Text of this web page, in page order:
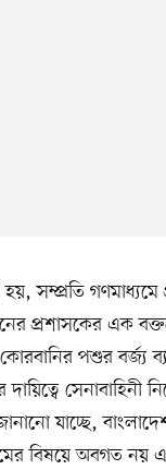
হয়, সম্প্রতি গণমাধ্যমে
প্রশাসকের এক
পশুর বর্জ্য
সেনাবাহিনী
যাচ্ছে,
বিষয়ে অবগত নয়